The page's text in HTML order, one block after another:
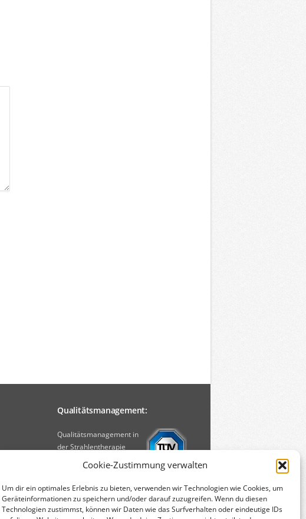
Cookie-Zustimmung verwalten
Um dir ein optimales Erlebnis zu bieten, verwenden wir Technologien wie Cookies, um
Geräteinformationen zu speichern und/oder darauf zuzugreifen. Wenn du diesen
Technologien zustimmst, können wir Daten wie das Surfverhalten oder eindeutige IDs
Qualitätsmanagement:
Qualitätsmanagement in
der Strahlentherapie
[PDF, 750 KB]